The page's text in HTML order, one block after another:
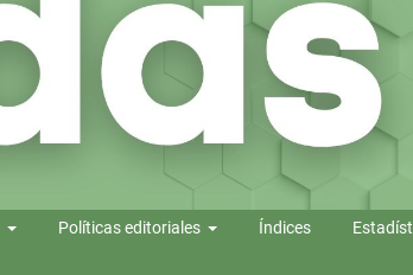
Políticas editoriales Índices